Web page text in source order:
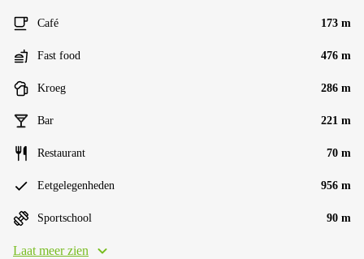
Café 173 m
Fast food 476 m
Kroeg 286 m
Bar 221 m
Restaurant 70 m
Eetgelegenheden 956 m
Sportschool 90 m
Laat meer zien